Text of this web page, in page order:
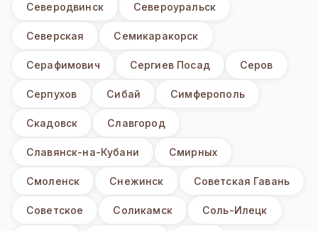
Северодвинск Североуральск
Северская Семикаракорск
Серафимович Сергиев Посад Серов
Серпухов Сибай Симферополь
Скадовск Славгород
Славянск-на-Кубани Смирных
Смоленск Снежинск Советская Гавань
Советское Соликамск Соль-Илецк